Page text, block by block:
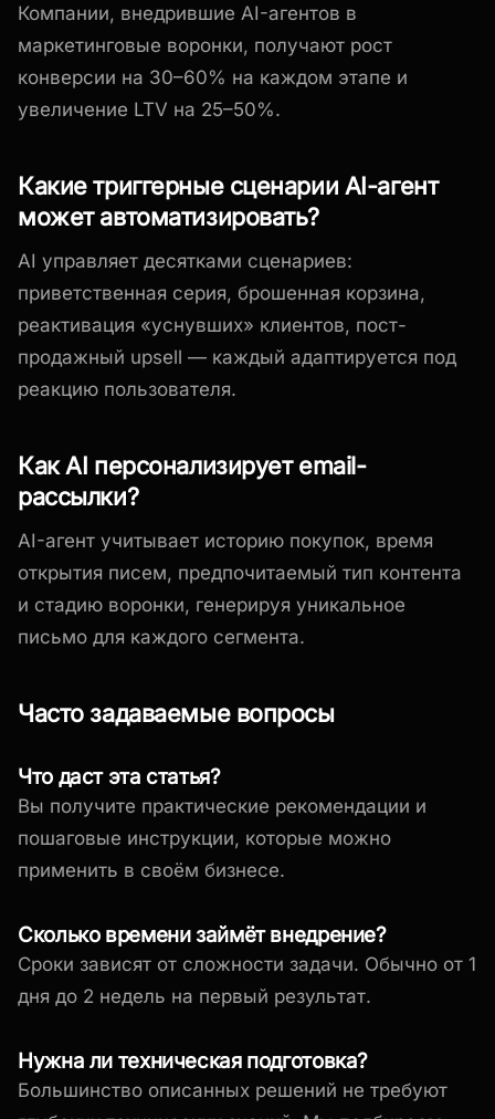
Компании, внедрившие AI-агентов в
маркетинговые воронки, получают рост
конверсии на 30–60% на каждом этапе и
увеличение LTV на 25–50%.
Какие триггерные сценарии AI-агент
может автоматизировать?
AI управляет десятками сценариев:
приветственная серия, брошенная корзина,
реактивация «уснувших» клиентов, пост-
продажный upsell — каждый адаптируется под
реакцию пользователя.
Как AI персонализирует email-
рассылки?
AI-агент учитывает историю покупок, время
открытия писем, предпочитаемый тип контента
и стадию воронки, генерируя уникальное
письмо для каждого сегмента.
Часто задаваемые вопросы
Что даст эта статья?
Вы получите практические рекомендации и
пошаговые инструкции, которые можно
применить в своём бизнесе.
Сколько времени займёт внедрение?
Сроки зависят от сложности задачи. Обычно от 1
дня до 2 недель на первый результат.
Нужна ли техническая подготовка?
Большинство описанных решений не требуют